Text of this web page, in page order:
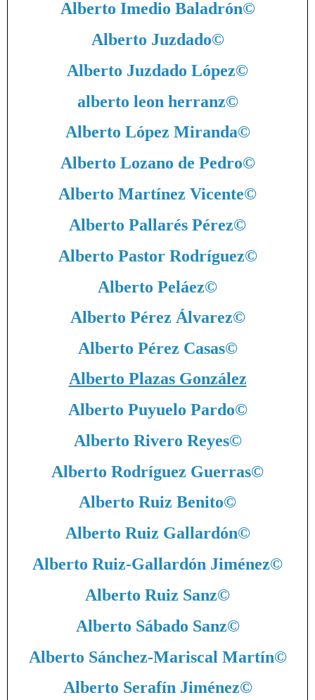
Alberto Imedio Baladrón©
Alberto Juzdado©
Alberto Juzdado López©
alberto leon herranz©
Alberto López Miranda©
Alberto Lozano de Pedro©
Alberto Martínez Vicente©
Alberto Pallarés Pérez©
Alberto Pastor Rodríguez©
Alberto Peláez©
Alberto Pérez Álvarez©
Alberto Pérez Casas©
Alberto Plazas González
Alberto Puyuelo Pardo©
Alberto Rivero Reyes©
Alberto Rodríguez Guerras©
Alberto Ruiz Benito©
Alberto Ruiz Gallardón©
Alberto Ruiz-Gallardón Jiménez©
Alberto Ruiz Sanz©
Alberto Sábado Sanz©
Alberto Sánchez-Mariscal Martín©
Alberto Serafín Jiménez©